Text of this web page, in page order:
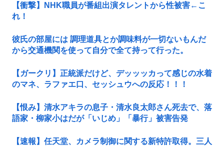
【衝撃】NHK職員が番組出演タレントから性被害←こ
れ！
彼氏の部屋には 調理道具とか調味料が一切ないもんだ
から交通機関を使って自分で全て持って行った。
【ガークリ】正統派だけど、デッッッカって感じの水着
のマネ、ラファエ口、セッシュウへの反応！！！
【恨み】清水アキラの息子・清水良太郎さん死去で、落
語家・柳家小はだが「いじめ」「暴行」被害告発
【速報】任天堂、カメラ制御に関する新特許取得。三人